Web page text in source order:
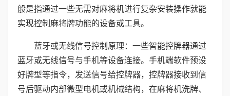
般是指通过一些无需对麻将机进行复杂安装操作就能
实现控制麻将牌功能的设备或工具。
蓝牙或无线信号控制原理：一些智能控牌器通过
蓝牙或无线信号与手机等设备连接。手机端软件预设
好牌型等指令，发送信号给控牌器，控牌器接收到信
号后驱动内部微型电机或机械结构，在麻将机洗牌、